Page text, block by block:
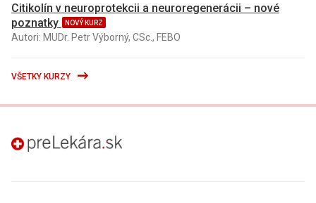
Citikolín v neuroprotekcii a neuroregenerácii – nové
poznatky
NOVÝ KURZ
Autori: MUDr. Petr Výborný, CSc., FEBO
VŠETKY KURZY
preLekára.sk